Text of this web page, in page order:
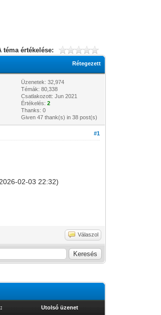
téma értékelése:
Rétegezett
Üzenetek: 32,974
Témák: 80,338
Csatlakozott: Jun 2021
Értékelés:2
Thanks: 0
Given 47 thank(s) in 38 post(s)
#1
02-03 22:32)
Válaszol
Utolsó üzenet